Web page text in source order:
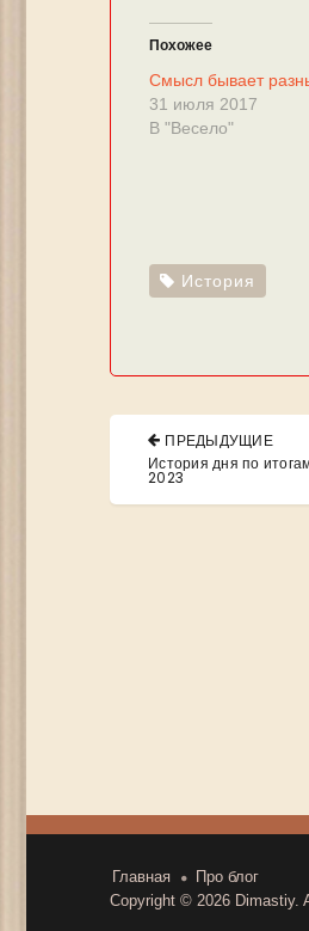
Похожее
Смысл бывает
31 июля 2017
В "Весело"
История
Навигация
записям
ПРЕДЫДУЩИЕ
PREVIOUS
POST:
История дня по
2023
Главная
Про блог
Copyright © 2026 Dimastiy.